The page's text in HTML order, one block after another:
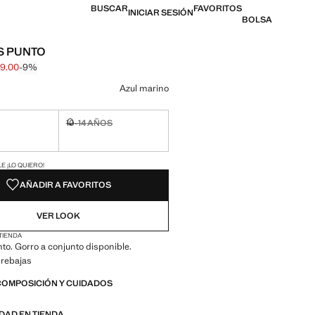
BUSCARINICIAR SESIÓNFAVORITOS
BOLSA
PUNTO
[Q 109.00 ]
99.00 ]
-9%
color
Azul marino
10-14 AÑOS
¡LO QUIERO!
AÑADIR A FAVORITOS
VER LOOK
Gorro a conjunto disponible.
Y CUIDADOS